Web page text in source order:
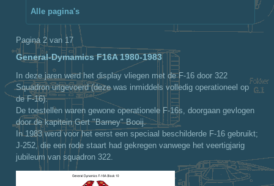
Alle pagina's
Pagina 2 van 17
General-Dymamics F16A 1980-1983
In deze jaren werd het display vliegen met de F-16 door 322
Squadron uitgevoerd (deze was inmiddels volledig operationeel op
de F-16).
De toestellen waren gewone operationele F-16s, doorgaan gevlogen
door de kapitein Gert "Barney" Booij.
In 1983 werd voor het eerst een speciaal beschilderde F-16 gebruikt;
J-252, die een rode staart had gekregen vanwege het veertigjarig
jubileum van squadron 322.